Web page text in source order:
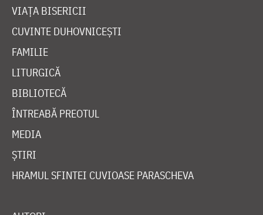
VIAȚA BISERICII
CUVINTE DUHOVNICEȘTI
FAMILIE
LITURGICĂ
BIBLIOTECĂ
ÎNTREABĂ PREOTUL
MEDIA
ȘTIRI
HRAMUL SFINTEI CUVIOASE PARASCHEVA